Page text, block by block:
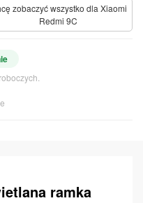
zobaczyć wszystko dla Xiaomi
Redmi 9C
ramka